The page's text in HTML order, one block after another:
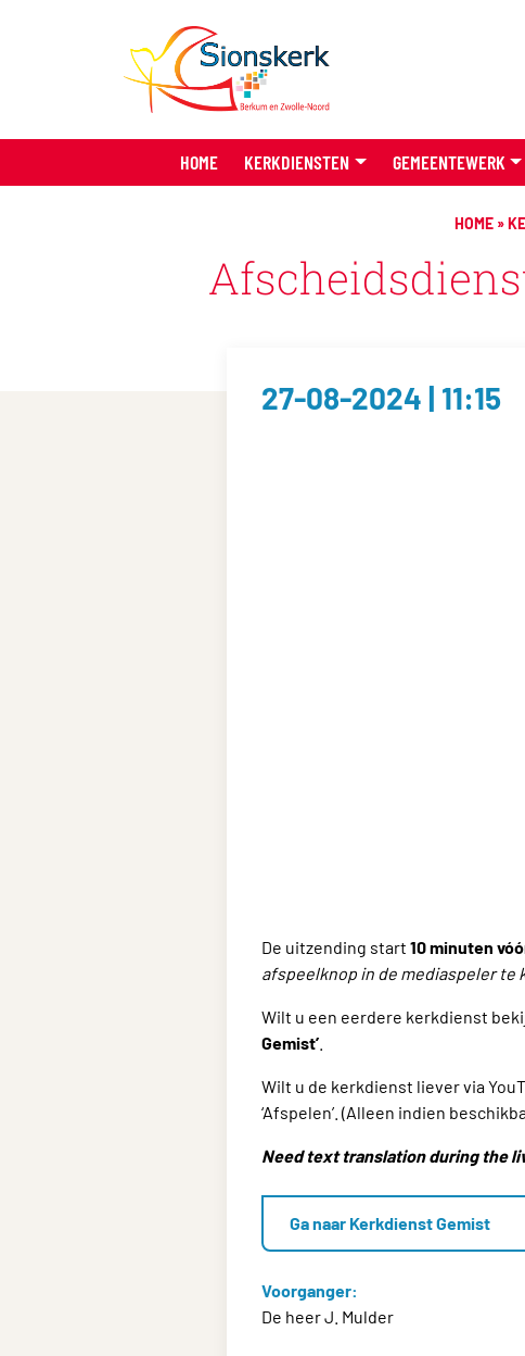
HOME KERKDIENSTEN GEMEENTEWERK
HOME »
27-08-2024 | 11:15
De uitzending start 10 minuten
afspeelknop in de mediaspeler te
Wilt u een eerdere kerkdienst
Gemist’
Wilt u de kerkdienst liever via
‘Afspelen’. (Alleen indien
Need text translation during the
Ga naar Kerkdienst Gemist
Voorganger:
De heer J. Mulder